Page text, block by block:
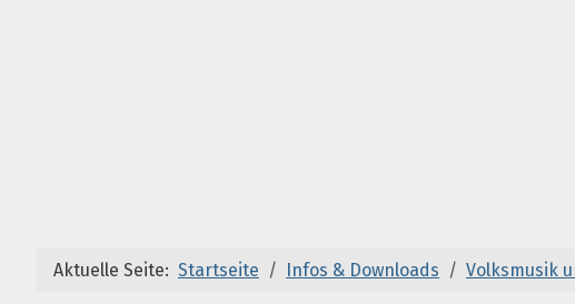
Aktuelle Seite: Startseite Infos & Downloads Volksmusik